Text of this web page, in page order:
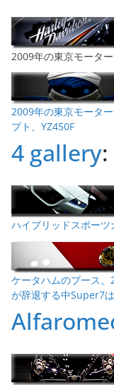
2009年の東京モータ
2009年の東京モータ
プト、YZ450F
4 gallery:
ハイブリッドスポー
ケータハムのブース
が辞退する中Super7